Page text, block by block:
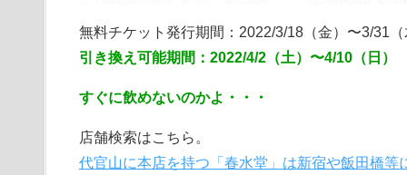
無料チケット発行期間：2022/3/18（金）〜3/31
引き換え可能期間：2022/4/2（土）〜4/10（日）
すぐに飲めないのかよ・・・
店舗検索はこちら。
代官山に本店を持つ「春水堂」は新宿や飯田橋等